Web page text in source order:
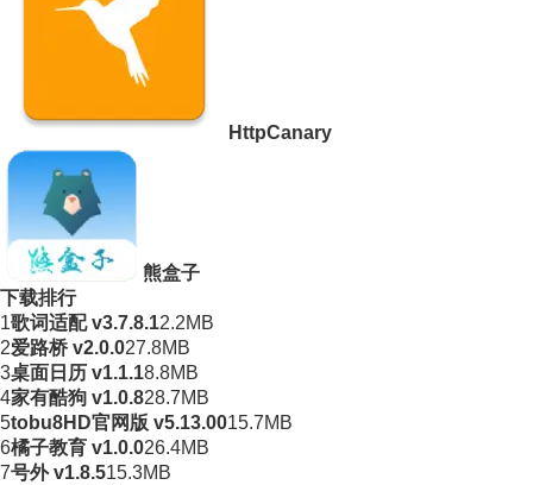
HttpCanary
熊盒子
下载排行
1歌词适配 v3.7.8.12.2MB
2爱路桥 v2.0.027.8MB
3桌面日历 v1.1.18.8MB
4家有酷狗 v1.0.828.7MB
5tobu8HD官网版 v5.13.0015.7MB
6橘子教育 v1.0.026.4MB
7号外 v1.8.515.3MB